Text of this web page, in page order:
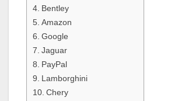
Bentley
Amazon
Google
Jaguar
PayPal
Lamborghini
Chery